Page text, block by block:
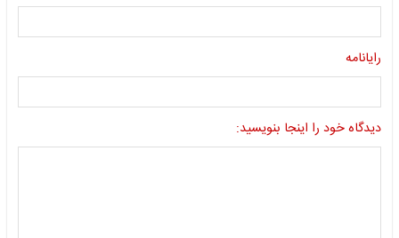
رایانامه
دیدگاه خود را اینجا بنویسید: